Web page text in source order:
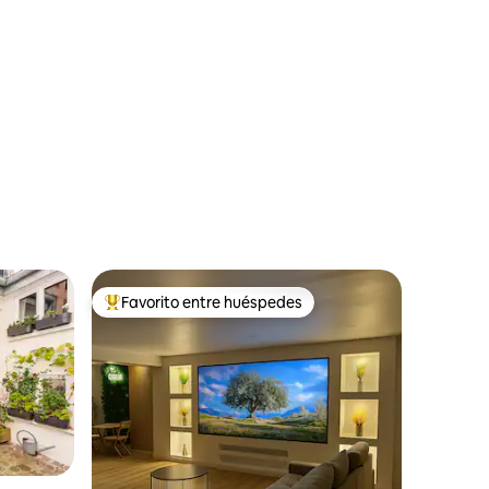
Favorito entre huéspedes preferido
Favorito entre huéspedes